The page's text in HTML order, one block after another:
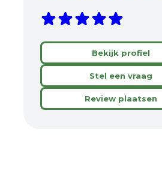
Bekijk profiel
Stel een vraag
Review plaatsen